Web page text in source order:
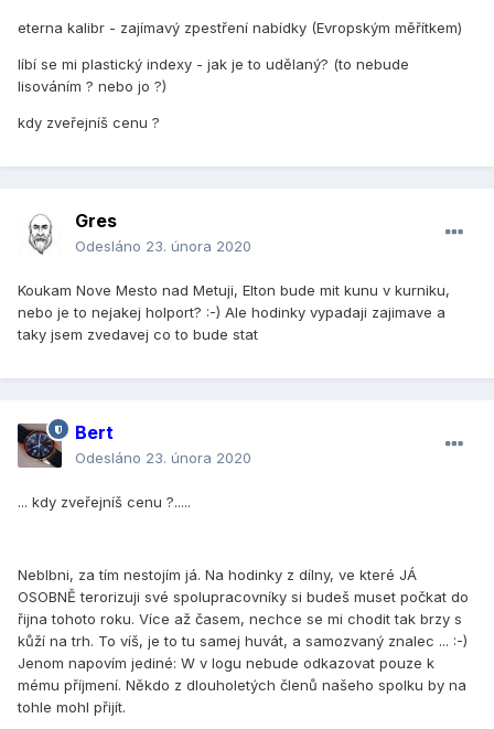
eterna kalibr - zajímavý zpestření nabídky (Evropským měřítkem)
líbí se mi plastický indexy - jak je to udělaný? (to nebude
lisováním ? nebo jo ?)
kdy zveřejníš cenu ?
Gres
Odesláno 23. února 2020
Koukam Nove Mesto nad Metuji, Elton bude mit kunu v kurniku,
nebo je to nejakej holport? :-) Ale hodinky vypadaji zajimave a
taky jsem zvedavej co to bude stat
Bert
Odesláno 23. února 2020
... kdy zveřejníš cenu ?.....
Neblbni, za tím nestojím já. Na hodinky z dílny, ve které JÁ
OSOBNĚ terorizuji své spolupracovníky si budeš muset počkat do
řijna tohoto roku. Více až časem, nechce se mi chodit tak brzy s
kůží na trh. To víš, je to tu samej huvát, a samozvaný znalec ... :-)
Jenom napovím jediné: W v logu nebude odkazovat pouze k
mému příjmení. Někdo z dlouholetých členů našeho spolku by na
tohle mohl přijít.